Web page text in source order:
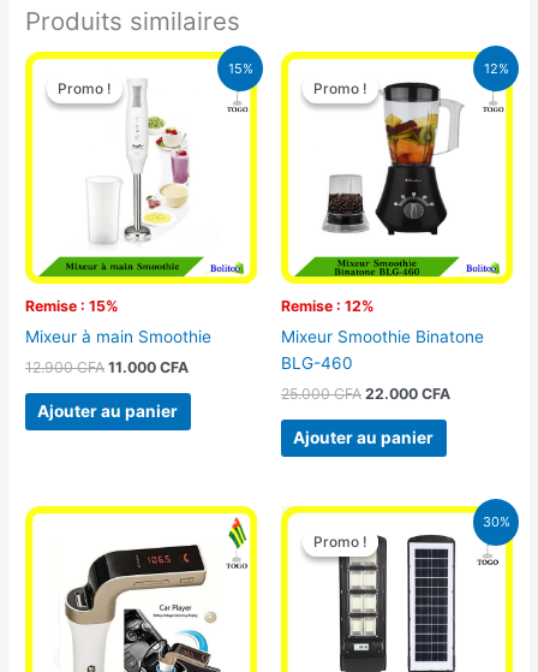
Produits similaires
15%
Promo !
Remise : 15%
Promo !
Mixeur à main Smoothie
12.900CFA
Le
prix
initial
était :
12.900 CFA.
11.000CFA
Le
Ajouter au panier
12%
Promo !
Remise : 12%
Promo !
Mixeur Smoothie Binatone
BLG-460
25.000CFA
Le
prix
initial
était :
25.000 CFA.
22.000 CFA
Le
prix
actuel
est :
Ajouter au panier
30%
Promo !
Promo !
Le
prix
initial
était :
50.000 CFA.
Le
prix
actuel
est :
35.000